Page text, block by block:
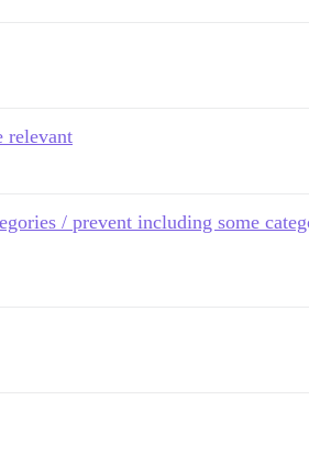
relevant
/ prevent including some